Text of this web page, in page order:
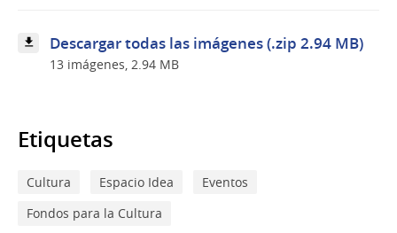
el
interior
Descargar todas las imágenes (.zip 2.94 MB)
13 imágenes, 2.94 MB
Etiquetas
Cultura Espacio Idea
Eventos
Fondos para la Cultura